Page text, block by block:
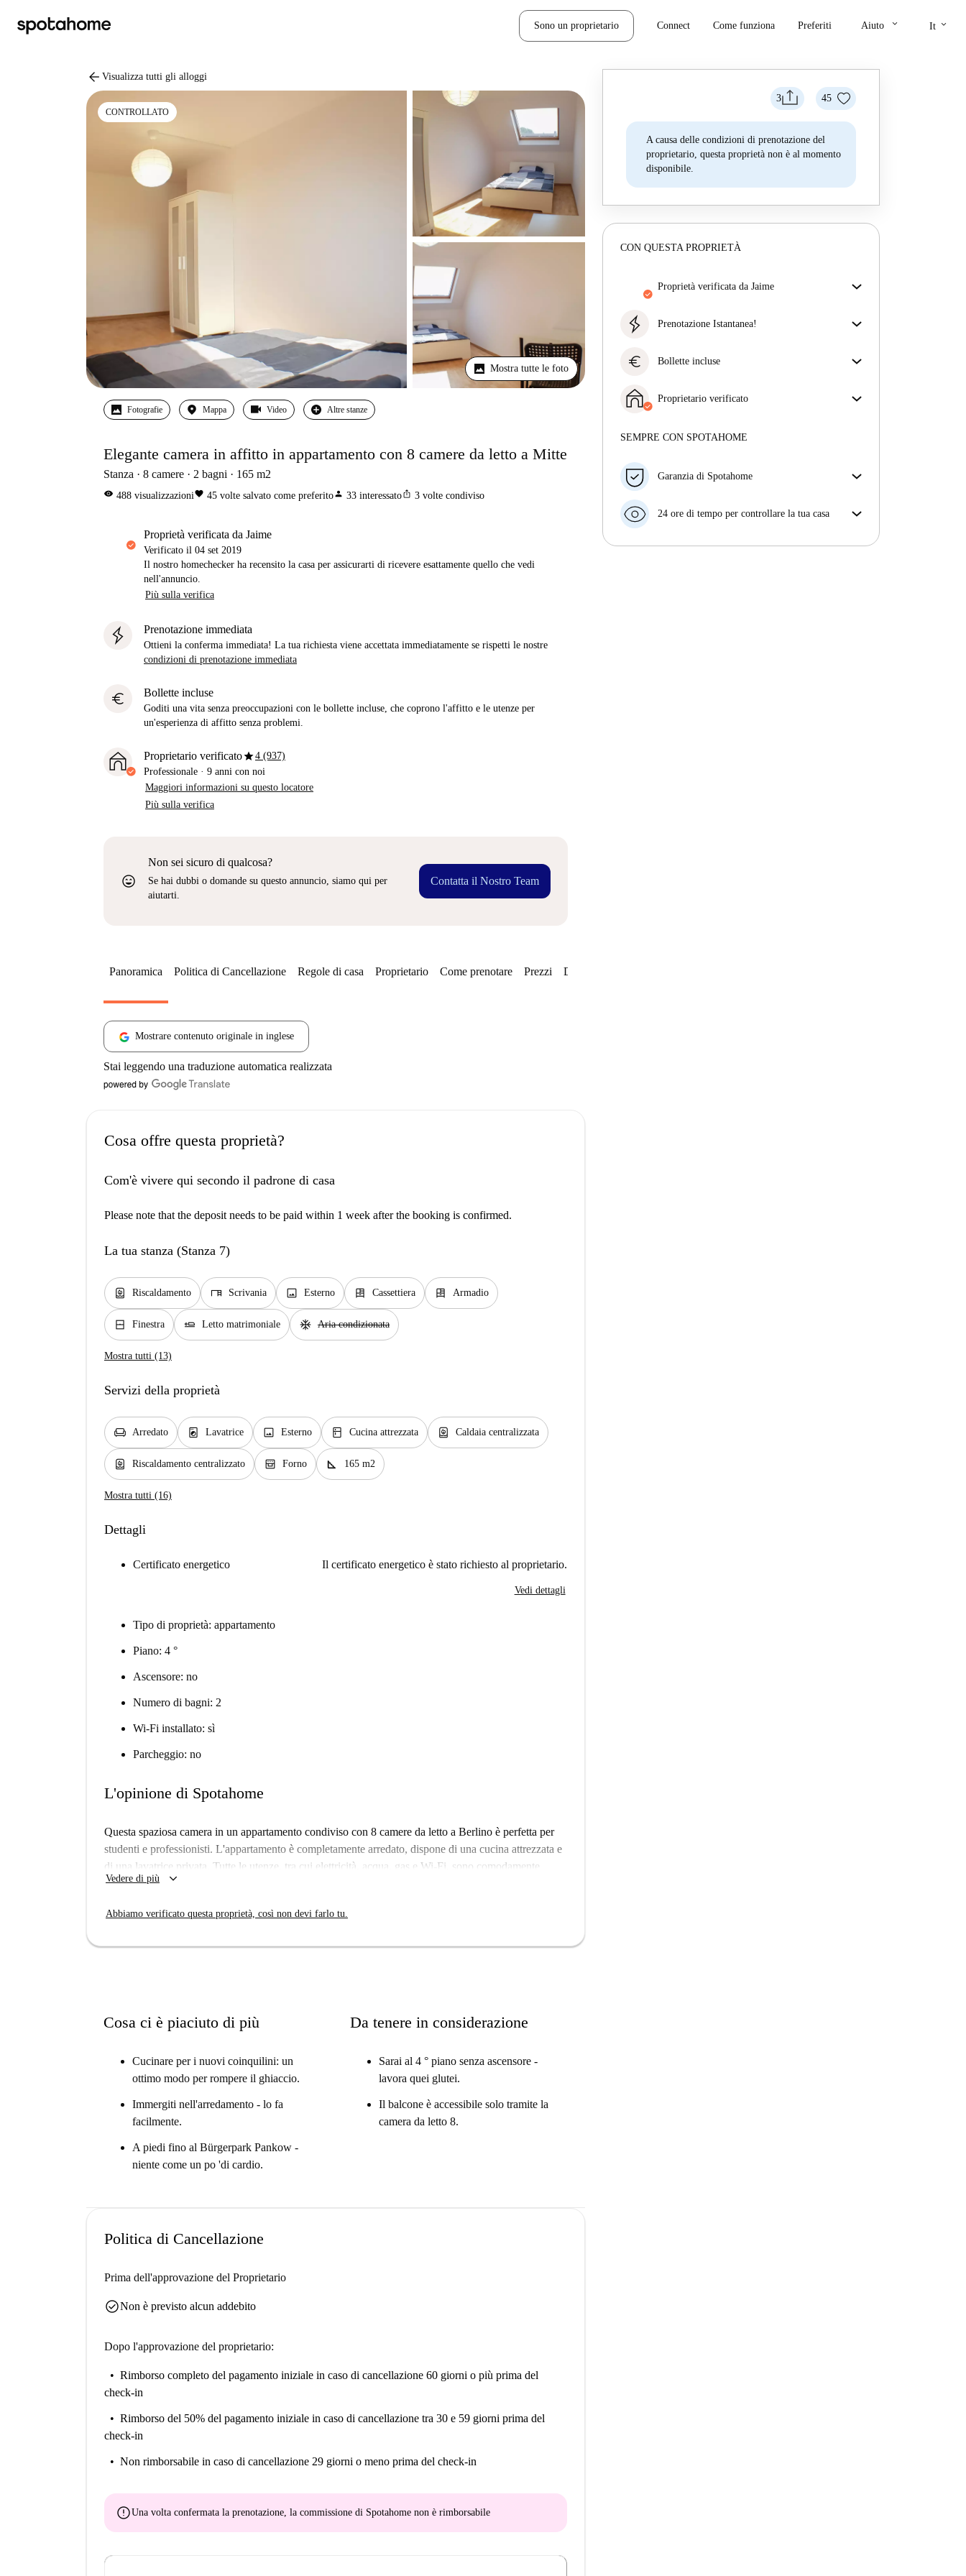
Sono un proprietario Connect Come funziona Preferiti Aiuto keyboard_arrow_down It keyboard_arrow_down
arrow_back Visualizza tutti gli alloggi
CONTROLLATO
Mostra tutte le foto
Fotografie Mappa Video Altre stanze
Elegante camera in affitto in appartamento con 8 camere da letto a Mitte
Stanza 8 camere 2 bagni 165 m2
visibility 488 visualizzazionifavorite 45 volte salvato come preferitoperson 33 interessatoios_share 3 volte condiviso
proprietà verificata da Jaime
Verificato il 04 set 2019
Il nostro homechecker ha recensito la casa per assicurarti di ricevere esattamente quello che vedi
nell'annuncio.
Più sulla verifica
Prenotazione immediata
Ottieni la conferma immediata! La tua richiesta viene accettata immediatamente se rispetti le nostre
condizioni di prenotazione immediata
euro Bollette incluse
Goditi una vita senza preoccupazioni con le bollette incluse, che coprono l'affitto e le utenze per
un'esperienza di affitto senza problemi.
Proprietario verificatostar4 (937)
Professionale · 9 anni con noi
Maggiori informazioni su questo locatore
Più sulla verifica
sentiment_very_satisfied
Non sei sicuro di qualcosa?
Se hai dubbi o domande su questo annuncio, siamo qui per
aiutarti.
Contatta il Nostro Team
3 45
A causa delle condizioni di prenotazione del
proprietario, questa proprietà non è al momento
disponibile.
CON QUESTA PROPRIETÀ
proprietà verificata da Jaime
assicurarti di ricevere esattamente quello che vedi
Più sulla verifica
Prenotazione Istantanea!
prenotazione verrà accettata immediatamente se
euro Bollette incluse
incluse, che coprono l'affitto e le utenze per
un'esperienza di affitto senza problemi.
Proprietario verificato
Maggiori informazioni su questo locatore
SEMPRE CON SPOTAHOME
Garanzia di Spotahome
con breve preavviso, noi A) ti pagheremo un hotel e
B) ti rimborseremo totalmente
24 ore di tempo per controllare la tua casa
Panoramica Politica di Cancellazione Regole di casa Proprietario Come prenotare Prezzi Disponibilità
Mostrare contenuto originale in inglese
Stai leggendo una traduzione automatica realizzata
Cosa offre questa proprietà?
Com'è vivere qui secondo il padrone di casa
Please note that the deposit needs to be paid within 1 week after the booking is confirmed.
La tua stanza (Stanza 7)
water_heater Riscaldamento desk Scrivania image Esterno dresser Cassettiera dresser Armadio
window_closed Finestra airline_seat_flat Letto matrimoniale ac_unit Aria condizionata
Mostra tutti (13)
Servizi della proprietà
chair Arredato local_laundry_service Lavatrice image Esterno kitchen Cucina attrezzata water_heater Caldaia centralizzata
water_heater Riscaldamento centralizzato oven_gen Forno square_foot 165 m2
Mostra tutti (16)
Dettagli
Certificato energetico Il certificato energetico è stato richiesto al proprietario.
Vedi dettagli
Tipo di proprietà: appartamento
Piano: 4 °
Ascensore: no
Numero di bagni: 2
Wi-Fi installato: sì
Parcheggio: no
L'opinione di Spotahome
Questa spaziosa camera in un appartamento condiviso con 8 camere da letto a Berlino è perfetta per
studenti e professionisti. L'appartamento è completamente arredato, dispone di una cucina attrezzata e
di una lavatrice privata. Tutte le utenze, tra cui elettricità, acqua, gas e Wi-Fi, sono comodamente
incluse nell'affitto. L'immobile è stato ispezionato e controllato da Spotahome, a garanzia di qualità e
e Wing-Seng si trovano nelle immediate vicinanze, insieme a locali come Pizza Turtles e Grillhaus-
Vedere di più keyboard_arrow_down
Abbiamo verificato questa proprietà, così non devi farlo tu.
Cosa ci è piaciuto di più
Cucinare per i nuovi coinquilini: un
ottimo modo per rompere il ghiaccio.
Immergiti nell'arredamento - lo fa
facilmente.
A piedi fino al Bürgerpark Pankow -
niente come un po 'di cardio.
Da tenere in considerazione
Sarai al 4 ° piano senza ascensore -
lavora quei glutei.
Il balcone è accessibile solo tramite la
camera da letto 8.
Politica di Cancellazione
Prima dell'approvazione del Proprietario
check_circleNon è previsto alcun addebito
Dopo l'approvazione del proprietario:
Rimborso completo del pagamento iniziale in caso di cancellazione 60 giorni o più prima del
check-in
Rimborso del 50% del pagamento iniziale in caso di cancellazione tra 30 e 59 giorni prima del
check-in
Non rimborsabile in caso di cancellazione 29 giorni o meno prima del check-in
errorUna volta confermata la prenotazione, la commissione di Spotahome non è rimborsabile